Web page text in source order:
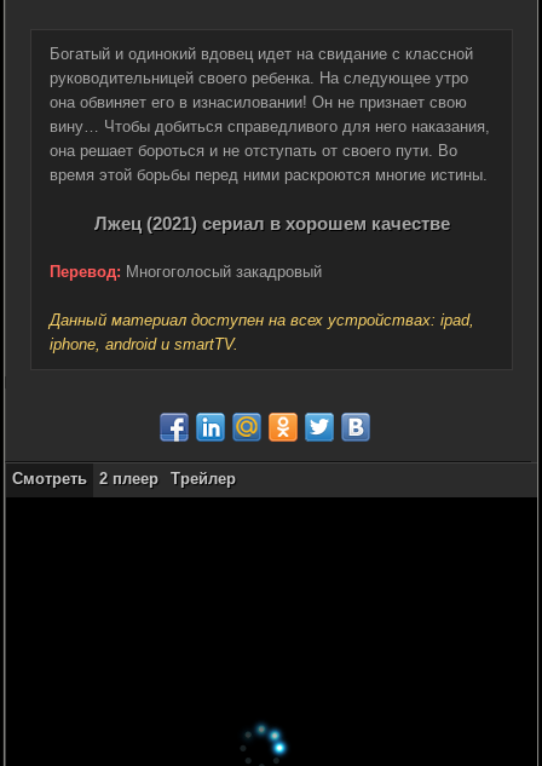
Богатый и одинокий вдовец идет на свидание с классной
руководительницей своего ребенка. На следующее утро
она обвиняет его в изнасиловании! Он не признает свою
вину… Чтобы добиться справедливого для него наказания,
она решает бороться и не отступать от своего пути. Во
время этой борьбы перед ними раскроются многие истины.
Лжец (2021) сериал в хорошем качестве
Перевод: Многоголосый закадровый
Данный материал доступен на всех устройствах: ipad,
iphone, android и smartTV.
Смотреть 2 плеер Трейлер